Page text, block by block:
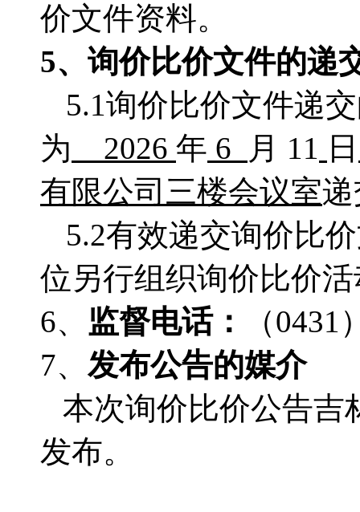
价文件资料。
5、 询价比价文件的递
5.1询价比价文件递
为
2026 年 6 月 11 日
有限公司三楼会议室
5.2有效递交询价比
位另行组织询价比价
6、 监督电话： （0431
7、 发布公告的媒介
本次询价比价公告吉
发布。